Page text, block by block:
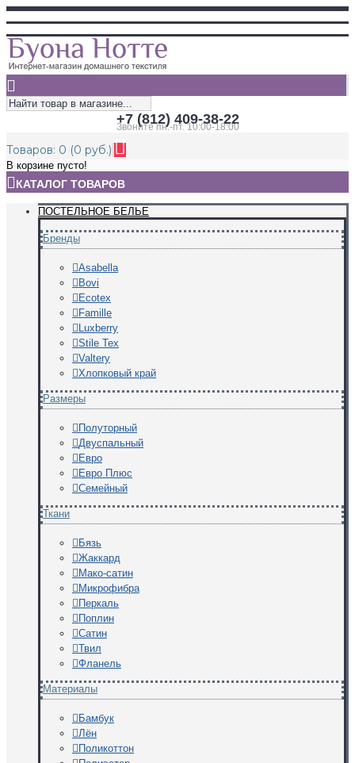
+7 (812) 409-38-22
Звоните пн.-пт. 10:00-18:00
Товаров: 0 (0 руб.)
В корзине пусто!
КАТАЛОГ ТОВАРОВ
ПОСТЕЛЬНОЕ БЕЛЬЕ
Бренды
Asabella
Bovi
Ecotex
Famille
Luxberry
Stile Tex
Valtery
Хлопковый край
Размеры
Полуторный
Двуспальный
Евро
Евро Плюс
Семейный
Ткани
Бязь
Жаккард
Мако-сатин
Микрофибра
Перкаль
Поплин
Сатин
Твил
Фланель
Материалы
Бамбук
Лён
Поликоттон